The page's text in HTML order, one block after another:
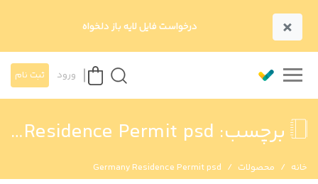
× درخواست فایل لایه باز دلخواه
ورود ثبت نام
برچسب: Germany Residence Permit psd
خانه محصولات Germany Residence Permit psd